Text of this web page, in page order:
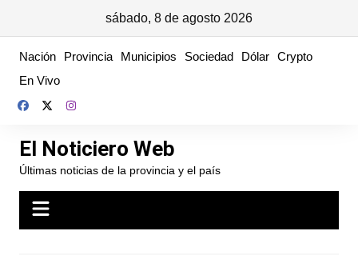
sábado, 8 de agosto 2026
content
Nación Provincia Municipios Sociedad Dólar Crypto
En Vivo
El Noticiero Web
Últimas noticias de la provincia y el país